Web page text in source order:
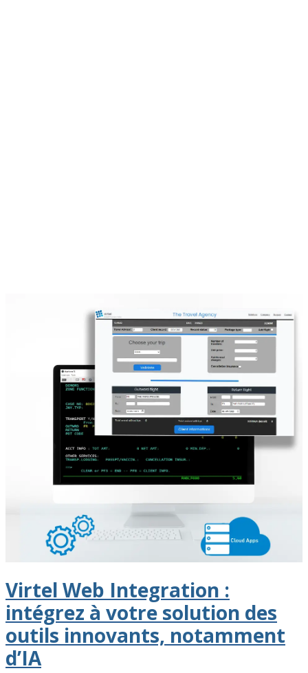
Virtel Web Integration :
intégrez à votre solution des
outils innovants, notamment
d’IA